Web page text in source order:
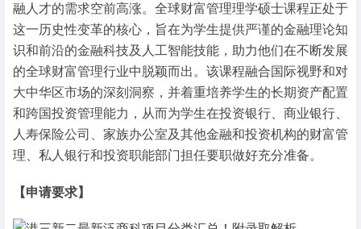
融人才的需求空前高涨。全球财富管理理学硕士课程正处于
这一历史性变革的核心，旨在为学生提供严谨的金融理论知
识和前沿的金融科技及人工智能技能，助力他们在不断发展
的全球财富管理行业中脱颖而出。该课程融合国际视野和对
大中华区市场的深刻洞察，并着重培养学生的长期资产配置
和跨国投资管理能力，从而为学生在投资银行、商业银行、
人寿保险公司、家族办公室及其他金融和投资机构的财富管
理、私人银行和投资职能部门担任要职做好充分准备。
【申请要求】